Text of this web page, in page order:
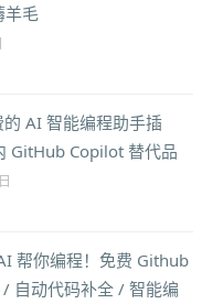
羊毛
AI 智能编程助手插
GitHub Copilot 替代品
帮你编程！免费 Github
自动代码补全 / 智能编